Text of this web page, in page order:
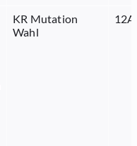
KR Mutation
Wahl